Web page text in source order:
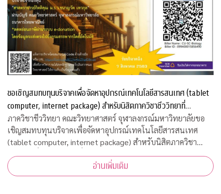
ขอเชิญสมทบทุนบริจาคเพื่อจัดหาอุปกรณ์เทคโนโลยีสารสนเทศ (tablet
computer, internet package) สำหรับนิสิตภาควิชาชีววิทยาที่
ขาดแคลน
ภาควิชาชีววิทยา คณะวิทยาศาสตร์ จุฬาลงกรณ์มหาวิทยาลัยขอ
เชิญสมทบทุนบริจาคเพื่อจัดหาอุปกรณ์เทคโนโลยีสารสนเทศ
(tablet computer, internet package) สำหรับนิสิตภาควิชา
ชีววิทยาที่ขาดแคลน เพื่อใช้เรียนออนไลน์ในวิถีปรกติใหม่ บริจาค
เข้ากองทุน "
อ่านเพิ่มเติม